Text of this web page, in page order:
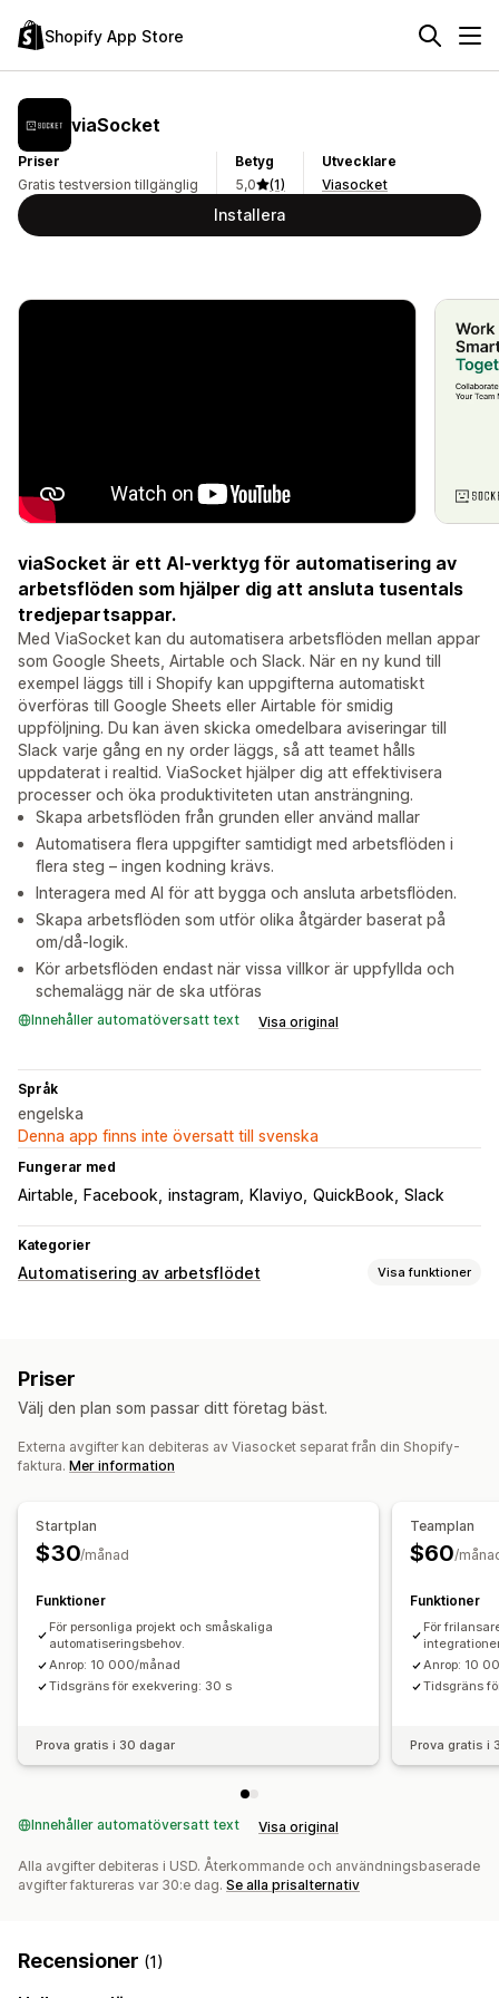
Shopify App Store
viaSocket
Priser
Gratis testversion tillgänglig
Betyg
5,0
(1)
Utvecklare
Viasocket
Installera
viaSocket är ett AI-verktyg för automatisering av
arbetsflöden som hjälper dig att ansluta tusentals
tredjepartsappar.
Med ViaSocket kan du automatisera arbetsflöden mellan appar
som Google Sheets, Airtable och Slack. När en ny kund till
exempel läggs till i Shopify kan uppgifterna automatiskt
överföras till Google Sheets eller Airtable för smidig
uppföljning. Du kan även skicka omedelbara aviseringar till
Slack varje gång en ny order läggs, så att teamet hålls
uppdaterat i realtid. ViaSocket hjälper dig att effektivisera
processer och öka produktiviteten utan ansträngning.
Skapa arbetsflöden från grunden eller använd mallar
Automatisera flera uppgifter samtidigt med arbetsflöden i
flera steg – ingen kodning krävs.
Interagera med AI för att bygga och ansluta arbetsflöden.
Skapa arbetsflöden som utför olika åtgärder baserat på
om/då-logik.
Kör arbetsflöden endast när vissa villkor är uppfyllda och
schemalägg när de ska utföras
Innehåller automatöversatt text Visa original
Språk
engelska
Denna app finns inte översatt till svenska
Fungerar med
Airtable Facebook instagram Klaviyo QuickBook Slack
Kategorier
Automatisering av arbetsflödet Visa funktioner
Priser
Välj den plan som passar ditt företag bäst.
Externa avgifter kan debiteras av Viasocket separat från din Shopify-
faktura. Mer information
Startplan
$30/månad
Funktioner
För personliga projekt och småskaliga
automatiseringsbehov.
Anrop: 10 000/månad
Tidsgräns för exekvering: 30 s
Prova gratis i 30 dagar
Teamplan
$60/
Funktioner
För
Anrop: 10
Tidsgräns
Prova gratis i
Innehåller automatöversatt text Visa original
Alla avgifter debiteras i USD. Återkommande och användningsbaserade
avgifter faktureras var 30:e dag. Se alla prisalternativ
Recensioner (1)